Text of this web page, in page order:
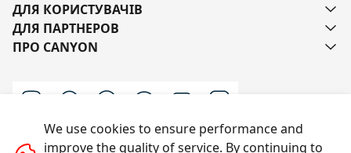
ДЛЯ КОРИСТУВАЧІВ
ДЛЯ ПАРТНЕРОВ
ПРО CANYON
We use cookies to ensure performance and
improve the quality of service. By continuing to